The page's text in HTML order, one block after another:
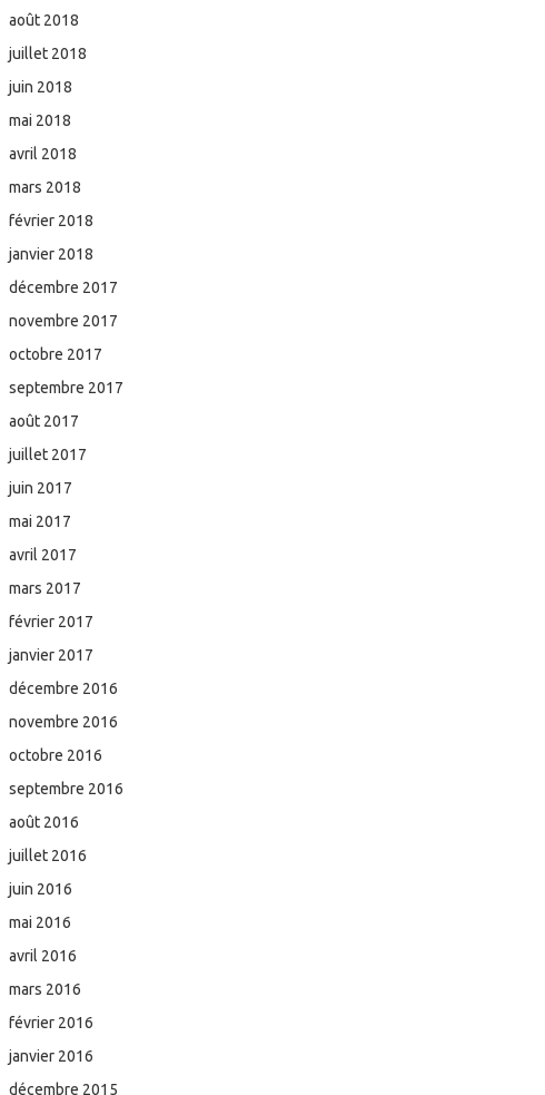
août 2018
juillet 2018
juin 2018
mai 2018
avril 2018
mars 2018
février 2018
janvier 2018
décembre 2017
novembre 2017
octobre 2017
septembre 2017
août 2017
juillet 2017
juin 2017
mai 2017
avril 2017
mars 2017
février 2017
janvier 2017
décembre 2016
novembre 2016
octobre 2016
septembre 2016
août 2016
juillet 2016
juin 2016
mai 2016
avril 2016
mars 2016
février 2016
janvier 2016
décembre 2015